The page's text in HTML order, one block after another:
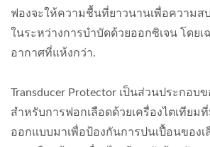
ฟองจะให้ความชื้นที่ยาวนานเพื่อความส
ในระหว่างการบำบัดด้วยออกซิเจน โดย
อากาศที่แห้งกว่า.
Transducer Protector เป็นส่วนประกอบ
สำหรับการฟอกเลือดด้วยเครื่องไตเทียม
ออกแบบมาเพื่อป้องกันการปนเปื้อนของเ